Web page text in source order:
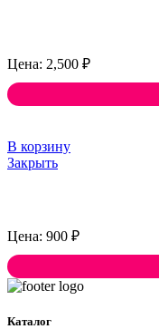
2,500 ₽
В корзину
Закрыть
900 ₽
Каталог